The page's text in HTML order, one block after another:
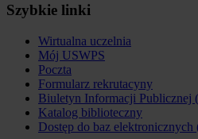
Szybkie linki
Wirtualna uczelnia
Mój USWPS
Poczta
Formularz rekrutacyny
Biuletyn Informacji Publicznej
Katalog biblioteczny
Dostęp do baz